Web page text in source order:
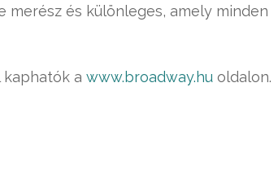
merész és különleges, amely minden
kaphatók a www.broadway.hu oldalon.